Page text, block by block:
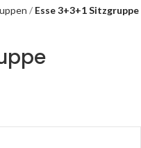
Esse 3+3+1 Sitzgruppe